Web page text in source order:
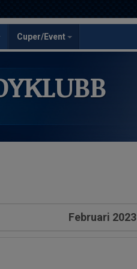
Cuper/Event
Februari 2023